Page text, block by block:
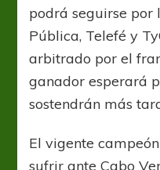
podrá seguirse
Pública, Telefé y
arbitrado por el
ganador esperará
sostendrán más
El vigente
sufrir ante Cabo